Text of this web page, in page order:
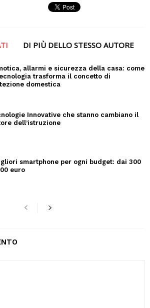
DI PIÙ DELLO STESSO AUTORE
allarmi e sicurezza della casa: come
trasforma il concetto di
domestica
Innovative che stanno cambiano il
dell’istruzione
smartphone per ogni budget: dai 300
euro